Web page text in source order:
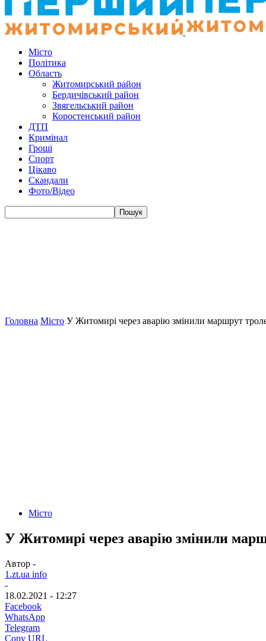
Місто
Політика
Область
Житомирський район
Бердичівський район
Звягельський район
Коростенський район
ДТП
Кримінал
Гроші
Спорт
Цікаво
Скандали
Фото/Відео
Головна Місто У Житомирі через аварію змінили маршрут
Місто
У Житомирі через аварію змінили
Автор -
1.zt.ua info
-
18.02.2021 - 12:27
Facebook
WhatsApp
Telegram
Copy URL